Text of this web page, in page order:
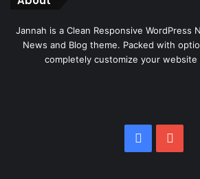
Jannah is a Clean Responsive WordPress
News and Blog theme. Packed with
completely customize your
Facebook